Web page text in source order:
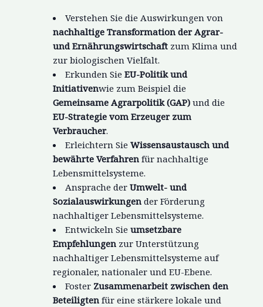
Verstehen Sie die Auswirkungen von
nachhaltige Transformation der Agrar-
und Ernährungswirtschaft zum Klima und
zur biologischen Vielfalt.
Erkunden SieEU-Politik und
Initiativenwie zum Beispiel die
Gemeinsame Agrarpolitik (GAP) und die
EU-Strategie vom Erzeuger zum
Verbraucher.
Erleichtern SieWissensaustausch und
bewährte Verfahren für nachhaltige
Lebensmittelsysteme.
Ansprache derUmwelt- und
Sozialauswirkungen der Förderung
nachhaltiger Lebensmittelsysteme.
Entwickeln Sieumsetzbare
Empfehlungen zur Unterstützung
nachhaltiger Lebensmittelsysteme auf
regionaler, nationaler und EU-Ebene.
Foster Zusammenarbeit zwischen den
Beteiligten für eine stärkere lokale und